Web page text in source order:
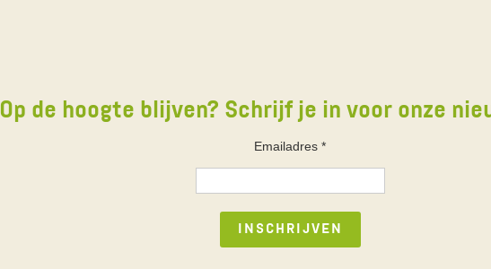
Op de hoogte blijven? Schrijf je in voor onze
Emailadres *